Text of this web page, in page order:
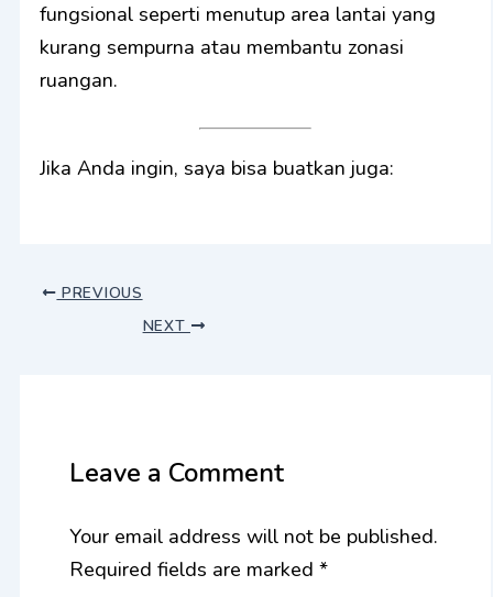
fungsional seperti menutup area lantai yang
kurang sempurna atau membantu zonasi
ruangan.
Jika Anda ingin, saya bisa buatkan juga:
PREVIOUS
NEXT
Leave a Comment
Your email address will not be published.
Required fields are marked*